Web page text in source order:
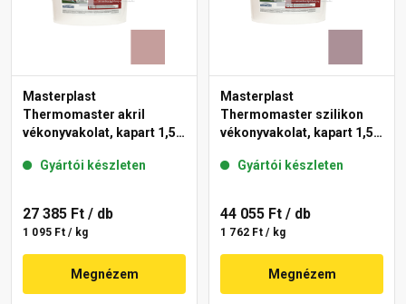
Masterplast
Thermomaster akril
vékonyvakolat, kapart 1,5
Gyártói készleten
27 385 Ft / db
1 095 Ft / kg
Megnézem
Masterplast
Thermomaster szilikon
vékonyvakolat, kapart 1,5
Gyártói készleten
44 055 Ft / db
1 762 Ft / kg
Megnézem